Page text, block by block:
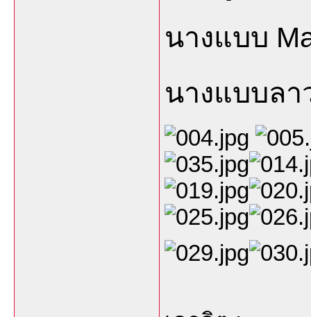
นางแบบ
นางแบบล